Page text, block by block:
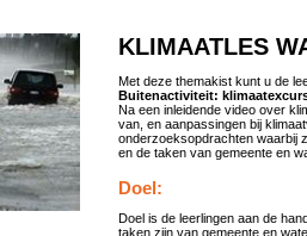
KLIMAATLES
Met deze themakist kunt u de
Buitenactiviteit:
Na een inleidende video over
van, en aanpassingen bij
onderzoeksopdrachten waarbij
en de taken van gemeente en
Doel:
Doel is de leerlingen aan de
taken zijn van gemeente en